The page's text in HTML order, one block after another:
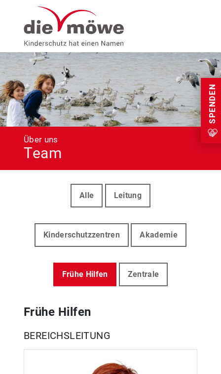
Weiter zum Inhalt
SPENDEN
Team
Über uns
Alle Leitung
Kinderschutzzentren Akademie
Frühe Hilfen Zentrale
Frühe Hilfen
BEREICHSLEITUNG